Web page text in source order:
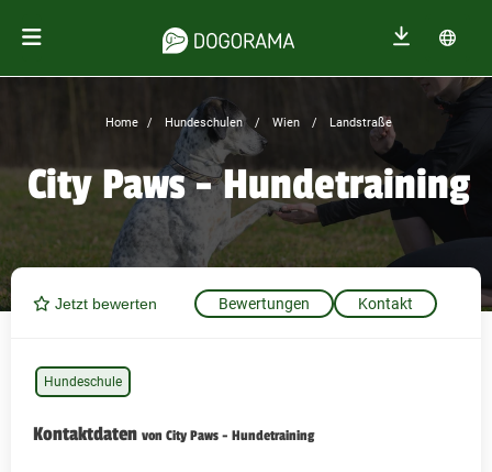
Home Hundeschulen Wien Landstraße
City Paws - Hundetraining
Jetzt bewerten Bewertungen Kontakt
Hundeschule
Kontaktdaten von City Paws - Hundetraining